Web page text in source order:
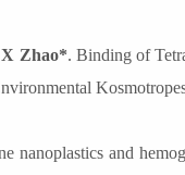
X Zhao*. Binding of
nanoplastics and